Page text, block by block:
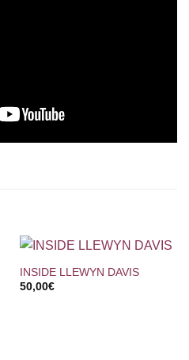
INSIDE LLEWYN DAVIS
50,00€